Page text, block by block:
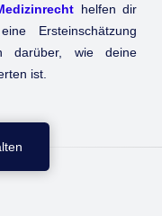
helfen dir
Ersteinschätzung
darüber, wie deine
ist.